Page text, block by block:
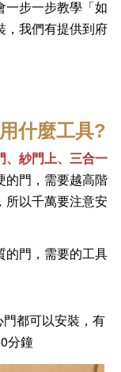
一步一步教學「如
，我們有提供到府
什麼工具?
、紗門上、三合一
的門，需要越高階
所以千萬要注意安
的門，需要的工具
都可以安裝，有
分鐘